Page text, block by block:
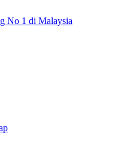
No 1 di Malaysia